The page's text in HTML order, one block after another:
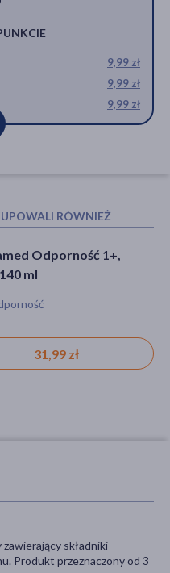
9,99 zł
9,99 zł
9,99 zł
RÓWNIEŻ
Odporność 1+,
ml
31,99 zł
1 g/10 g, syrop, 125 g
etanol, lipa, podbiał,
21,99 zł
składniki
Produkt przeznaczony od 3